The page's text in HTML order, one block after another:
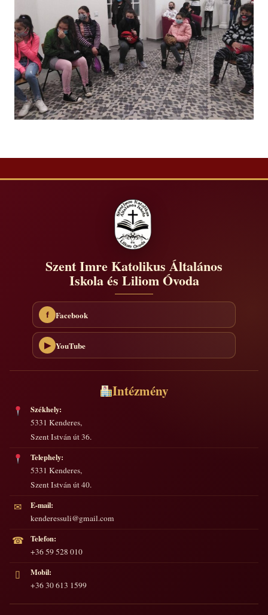
Szent Imre Katolikus Általános
Iskola és Liliom Óvoda
f Facebook
▶ YouTube
Intézmény
Székhely:
5331 Kenderes,
Szent István út 36.
Telephely:
5331 Kenderes,
Szent István út 40.
✉
E-mail:
kenderessuli@gmail.com
☎
Telefon:
+36 59 528 010
▯
Mobil:
+36 30 613 1599